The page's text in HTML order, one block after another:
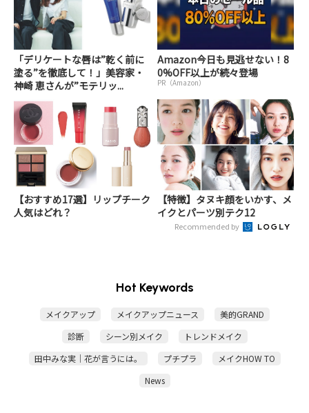
「デリケートな唇は”乾く前に
塗る”を徹底して！」美容家・
神崎 恵さんが”モテリッ...
Amazon今日も見逃せない！8
0%OFF以上が続々登場
PR（Amazon）
【おすすめ17選】リップチーク
人気はどれ？
【特徴】タヌキ顔をいかす、メ
イクとパーツ別テク12
Recommended by
Hot Keywords
メイクアップ メイクアップニュース
美的GRAND
診断
シーン別メイク
トレンドメイク
田中みな実｜花が言うには。
プチプラ
メイクHOW TO
News